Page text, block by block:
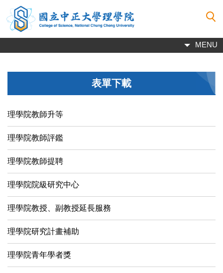
跳
到
主
內
MENU
表單下載
理學院教師升等
理學院教師評鑑
理學院教師提聘
理學院院級研究中心
理學院教授、副教授延長服務
理學院研究計畫補助
理學院青年學者獎